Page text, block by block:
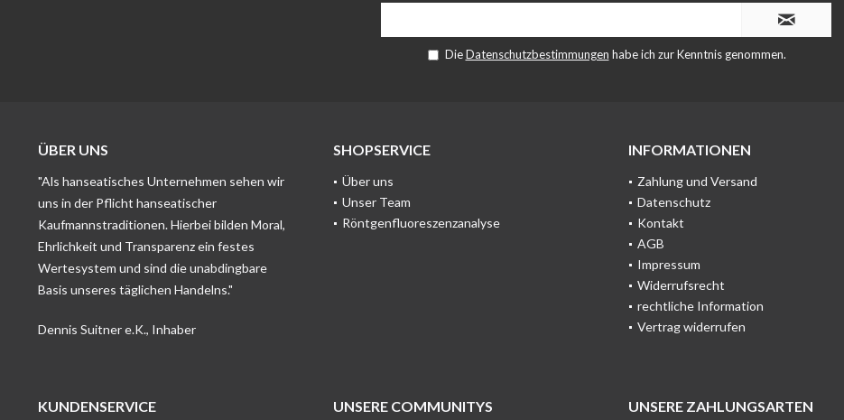
DieDatenschutzbestimmungen habe ich zur Kenntnis genommen.
ÜBER UNS
"Als hanseatisches Unternehmen sehen wir
uns in der Pflicht hanseatischer
Kaufmannstraditionen. Hierbei bilden Moral,
Ehrlichkeit und Transparenz ein festes
Wertesystem und sind die unabdingbare
Basis unseres täglichen Handelns."
Dennis Suitner e.K., Inhaber
SHOPSERVICE
Über uns
Unser Team
Röntgenfluoreszenzanalyse
INFORMATIONEN
Zahlung und Versand
Datenschutz
Kontakt
AGB
Impressum
Widerrufsrecht
rechtliche Information
Vertrag widerrufen
KUNDENSERVICE UNSERE COMMUNITYS UNSERE ZAHLUNGSARTEN